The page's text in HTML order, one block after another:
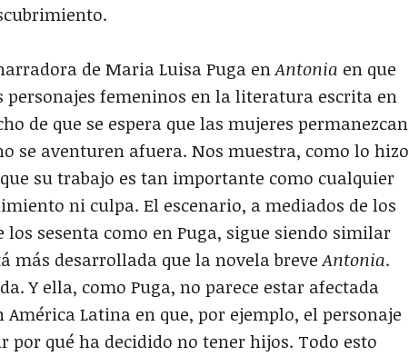
de Maria Luisa Puga enAntonia en que
personajes femeninos en la literatura escrita en
de que se espera que las mujeres permanezcan
se aventuren afuera. Nos muestra, como lo hizo
su trabajo es tan importante como cualquier
ni culpa. El escenario, a mediados de los
sesenta como en Puga, sigue siendo similar
más desarrollada que la novela breveAntonia.
Y ella, como Puga, no parece estar afectada
Latina en que, por ejemplo, el personaje
por qué ha decidido no tener hijos. Todo esto